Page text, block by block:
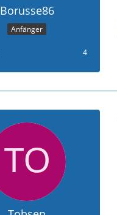
Borusse86
Anfänger
4